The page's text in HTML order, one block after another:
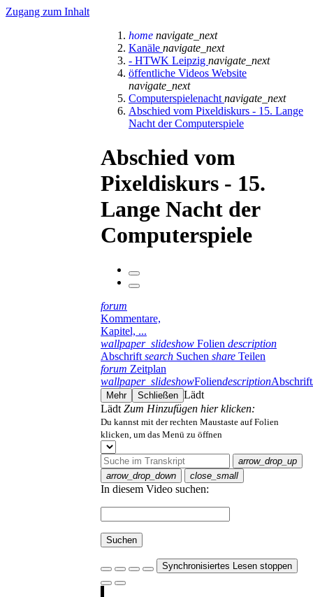
Zugang zum Inhalt
home navigate_next
Kanäle navigate_next
- HTWK Leipzig navigate_next
öffentliche Videos Website
navigate_next
Computerspielenacht navigate_next
Abschied vom Pixeldiskurs - 15. Lange
Nacht der Computerspiele
Abschied vom
Pixeldiskurs - 15.
Lange Nacht der
Computerspiele
forum
Kommentare,
Kapitel, ...
wallpaper_slideshow Folien description
Abschrift search Suchen share Teilen
forum Zeitplan
wallpaper_slideshowFoliendescriptionAbschrift
Mehr Schließen Lädt
Lädt Zum Hinzufügen hier klicken:
Du kannst mit der rechten Maustaste auf Folien
klicken, um das Menü zu öffnen
arrow_drop_up
arrow_drop_down
close_small
In diesem Video suchen:
Suchen
Synchronisiertes Lesen stoppen